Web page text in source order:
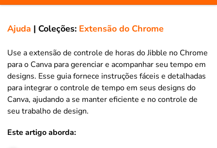
Ajuda | Coleções: Extensão do Chrome
Use a extensão de controle de horas do Jibble no Chrome
para o Canva para gerenciar e acompanhar seu tempo em
designs. Esse guia fornece instruções fáceis e detalhadas
para integrar o controle de tempo em seus designs do
Canva, ajudando a se manter eficiente e no controle de
seu trabalho de design.
Este artigo aborda: